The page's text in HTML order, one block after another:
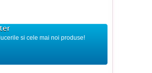
si cele mai noi produse!